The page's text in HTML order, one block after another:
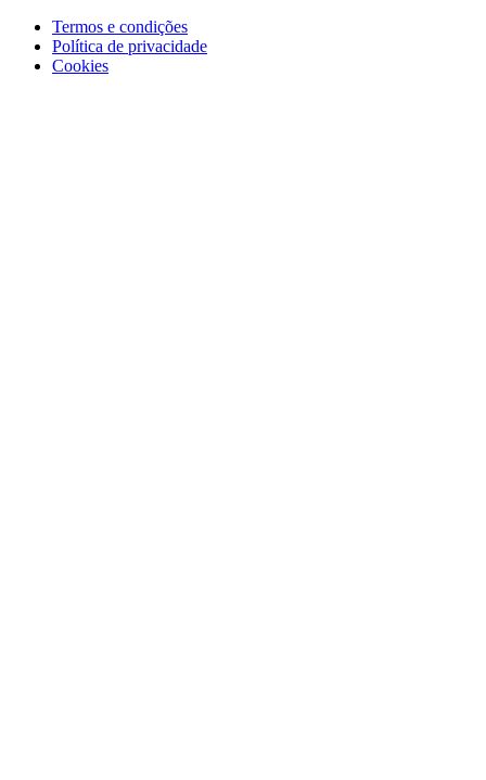
Termos e condições
Política de privacidade
Cookies